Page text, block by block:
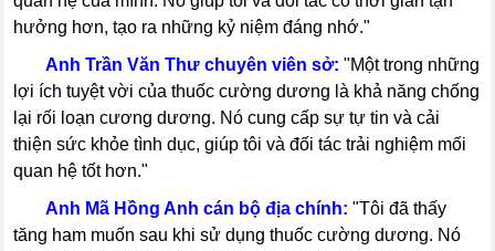
hưởng hơn, tạo ra những kỷ niệm đáng nhớ."
Anh Trần Văn Thư chuyên viên sở: "Một trong những
lợi ích tuyệt vời của thuốc cường dương là khả năng chống
lại rối loạn cương dương. Nó cung cấp sự tự tin và cải
thiện sức khỏe tình dục, giúp tôi và đối tác trải nghiệm mối
quan hệ tốt hơn."
-----Anh Mã Hồng Anh cán bộ địa chính: "Tôi đã thấy
tăng ham muốn sau khi sử dụng thuốc cường dương. Nó